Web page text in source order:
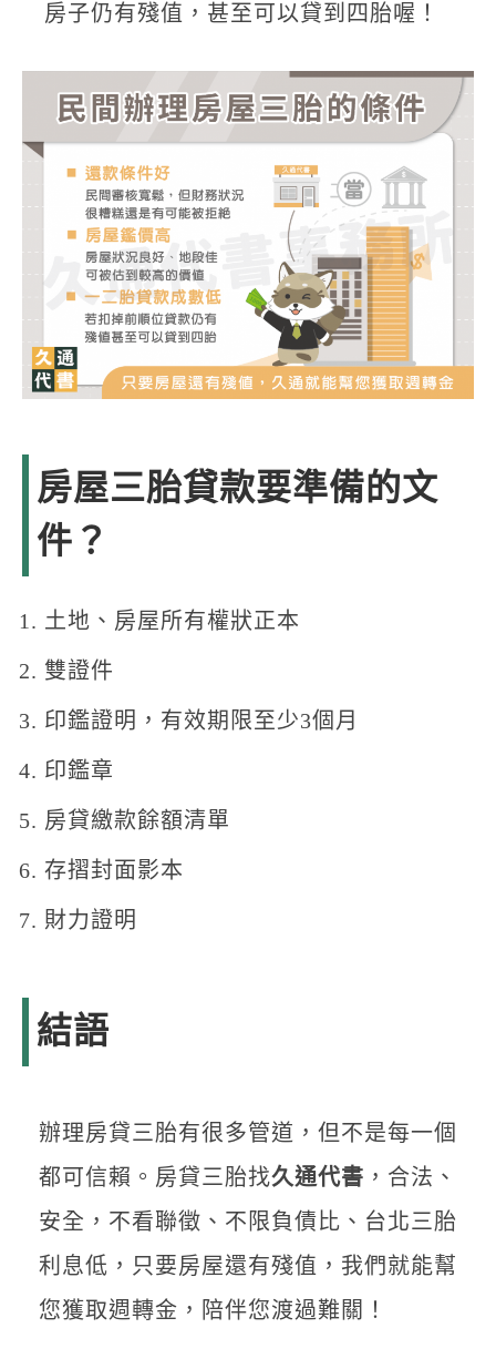
房子仍有殘值，甚至可以貸到四胎喔！
房屋三胎貸款要準備的文
件？
土地、房屋所有權狀正本
雙證件
印鑑證明，有效期限至少3個月
印鑑章
房貸繳款餘額清單
存摺封面影本
財力證明
結語
辦理房貸三胎有很多管道，但不是每一個
都可信賴。房貸三胎找久通代書 ，合法、
安全，不看聯徵、不限負債比、台北三胎
利息低，只要房屋還有殘值，我們就能幫
您獲取週轉金，陪伴您渡過難關！